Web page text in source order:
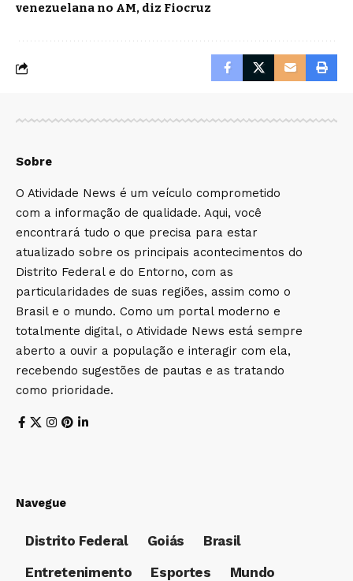
venezuelana no AM, diz Fiocruz
Sobre
O Atividade News é um veículo comprometido
com a informação de qualidade. Aqui, você
encontrará tudo o que precisa para estar
atualizado sobre os principais acontecimentos do
Distrito Federal e do Entorno, com as
particularidades de suas regiões, assim como o
Brasil e o mundo. Como um portal moderno e
totalmente digital, o Atividade News está sempre
aberto a ouvir a população e interagir com ela,
recebendo sugestões de pautas e as tratando
como prioridade.
Navegue
Distrito Federal Goiás
Brasil
Entretenimento
Esportes Mundo